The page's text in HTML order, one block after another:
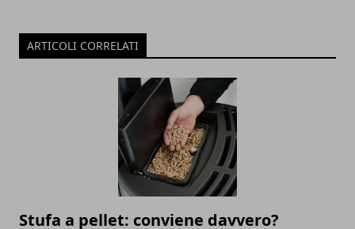
ARTICOLI CORRELATI
Stufa a pellet: conviene davvero?